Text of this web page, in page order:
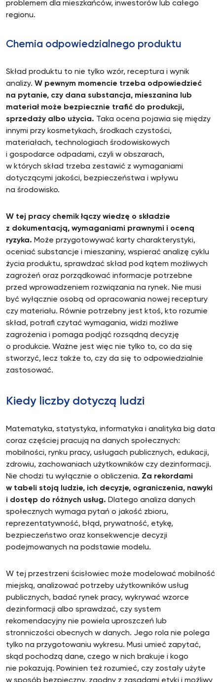
problemem dla mieszkańców, inwestorów lub całego
regionu.
Chemia odpowiedzialnego produktu
Skład produktu to nie tylko wzór, receptura i wynik
analizy. W pewnym momencie trzeba odpowiedzieć
na pytanie, czy dana substancja, mieszanina lub
materiał może bezpiecznie trafić do produkcji,
sprzedaży albo użycia. Taka ocena pojawia się między
innymi przy kosmetykach, środkach czystości,
materiałach, technologiach środowiskowych
i gospodarce odpadami, czyli w obszarach,
w których skład trzeba zestawić z wymaganiami
dotyczącymi jakości, bezpieczeństwa i wpływu
na środowisko.
W tej pracy chemik łączy wiedzę o składzie
z dokumentacją, wymaganiami prawnymi i oceną
ryzyka. Może przygotowywać karty charakterystyki,
oceniać substancje i mieszaniny, wspierać analizę cyklu
życia produktu, sprawdzać skład pod kątem możliwych
zagrożeń oraz porządkować informacje potrzebne
przed wprowadzeniem rozwiązania na rynek. Nie musi
być wyłącznie osobą od opracowania nowej receptury
czy materiału. Równie potrzebny jest ktoś, kto rozumie
skład, potrafi czytać wymagania, widzi możliwe
zagrożenia i pomaga podjąć rozsądną decyzję
o produkcie. Ważne jest więc nie tylko to, co da się
stworzyć, lecz także to, czy da się to odpowiedzialnie
zastosować.
Kiedy liczby dotyczą ludzi
Matematyka, statystyka, informatyka i analityka big data
coraz częściej pracują na danych społecznych:
mobilności, rynku pracy, usługach publicznych, edukacji,
zdrowiu, zachowaniach użytkowników czy dezinformacji.
Nie chodzi tu wyłącznie o obliczenia. Za rekordami
w tabeli stoją ludzie, ich decyzje, ograniczenia, nawyki
i dostęp do różnych usług. Dlatego analiza danych
społecznych wymaga pytań o jakość zbioru,
reprezentatywność, błąd, prywatność, etykę,
bezpieczeństwo oraz konsekwencje decyzji
podejmowanych na podstawie modelu.
W tej przestrzeni ścisłowiec może modelować mobilność
miejską, analizować potrzeby użytkowników usług
publicznych, badać rynek pracy, wykrywać wzorce
dezinformacji albo sprawdzać, czy system
rekomendacyjny nie powiela uproszczeń lub
stronniczości obecnych w danych. Jego rola nie polega
tylko na przygotowaniu wykresu. Musi umieć zapytać,
skąd pochodzą dane, czego w nich brakuje i kogo
nie pokazują. Powinien też rozumieć, czy zostały użyte